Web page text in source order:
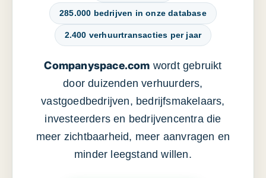
285.000 bedrijven in onze database
2.400 verhuurtransacties per jaar
Companyspace.com wordt gebruikt
door duizenden verhuurders,
vastgoedbedrijven, bedrijfsmakelaars,
investeerders en bedrijvencentra die
meer zichtbaarheid, meer aanvragen en
minder leegstand willen.